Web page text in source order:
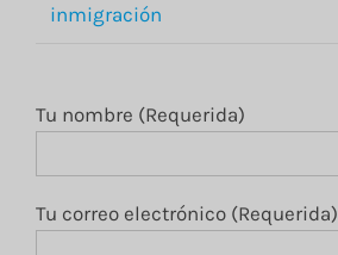
inmigración
Tu nombre (Requerida)
Tu correo electrónico (Requerida)